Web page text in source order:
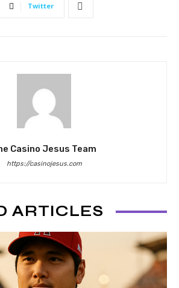
Twitter
Casino Jesus Team
https://casinojesus.com
ARTICLES